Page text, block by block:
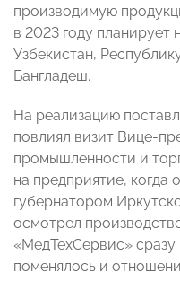
производимую
в 2023 году планирует
Узбекистан,
Бангладеш.
На реализацию
повлиял визит Вице-
промышленности и
на предприятие, когда
губернатором
осмотрел
«МедТехСервис» сразу
поменялось и